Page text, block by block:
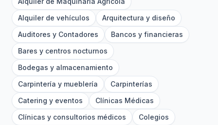
Alquiler de vehículos
Arquitectura y diseño
Auditores y Contadores
Bancos y financieras
Bares y centros nocturnos
Bodegas y almacenamiento
Carpintería y mueblería
Carpinterías
Catering y eventos
Clínicas Médicas
Clínicas y consultorios médicos
Colegios